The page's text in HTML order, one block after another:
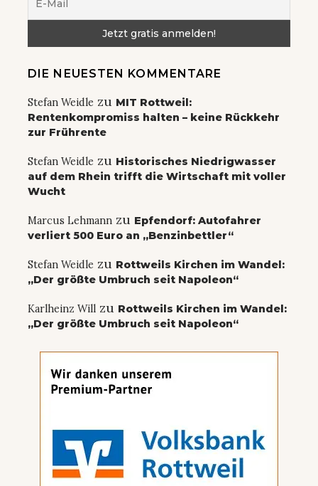
DIE NEUESTEN KOMMENTARE
Stefan Weidle zu MIT Rottweil:
Rentenkompromiss halten – keine Rückkehr
zur Frührente
Stefan Weidle zu Historisches Niedrigwasser
auf dem Rhein trifft die Wirtschaft mit voller
Wucht
Marcus Lehmann zu Epfendorf: Autofahrer
verliert 500 Euro an „Benzinbettler“
Stefan Weidle zu Rottweils Kirchen im Wandel:
„Der größte Umbruch seit Napoleon“
Karlheinz Will zu Rottweils Kirchen im Wandel:
„Der größte Umbruch seit Napoleon“